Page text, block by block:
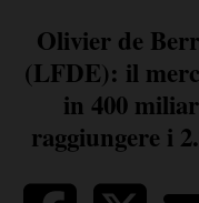
Olivier de
(LFDE): il
in 400
raggiungere i